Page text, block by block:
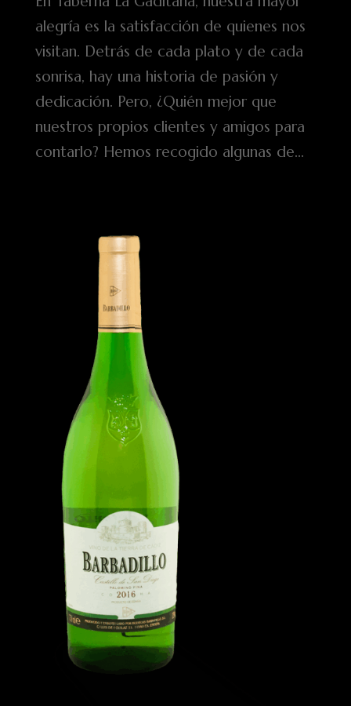
alegría es la satisfacción de quienes nos
visitan. Detrás de cada plato y de cada
sonrisa, hay una historia de pasión y
dedicación. Pero, ¿Quién mejor que
nuestros propios clientes y amigos para
contarlo? Hemos recogido algunas de...